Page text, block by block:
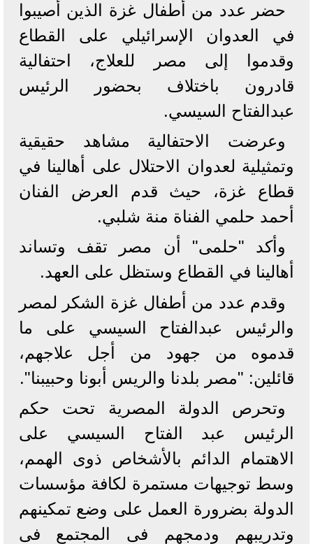
حضر عدد من أطفال غزة الذين أصيبوا
في العدوان الإسرائيلي على القطاع
وقدموا إلى مصر للعلاج، احتفالية
قادرون باختلاف بحضور الرئيس
عبدالفتاح السيسي.
وعرضت الاحتفالية مشاهد حقيقية
وتمثيلية لعدوان الاحتلال على أهالينا في
قطاع غزة، حيث قدم العرض الفنان
أحمد حلمي الفناة منة شلبي.
وأكد "حلمى" أن مصر تقف وتساند
أهالينا في القطاع وستظل على العهد.
وقدم عدد من أطفال غزة الشكر لمصر
والرئيس عبدالفتاح السيسي على ما
قدموه من جهود من أجل علاجهم،
قائلين: "مصر بلدنا والريس أبونا وحبيبنا".
وتحرص الدولة المصرية تحت حكم
الرئيس عبد الفتاح السيسي على
الاهتمام الدائم بالأشخاص ذوى الهمم،
وسط توجيهات مستمرة لكافة مؤسسات
الدولة بضرورة العمل على وضع تمكينهم
وتدريبهم ودمجهم فى المجتمع فى